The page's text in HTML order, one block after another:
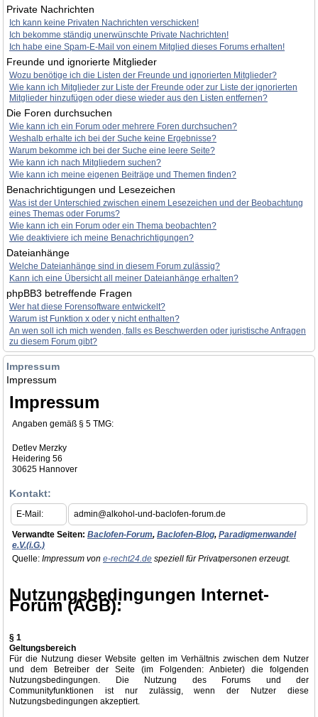
Private Nachrichten
Ich kann keine Privaten Nachrichten verschicken!
Ich bekomme ständig unerwünschte Private Nachrichten!
Ich habe eine Spam-E-Mail von einem Mitglied dieses Forums erhalten!
Freunde und ignorierte Mitglieder
Wozu benötige ich die Listen der Freunde und ignorierten Mitglieder?
Wie kann ich Mitglieder zur Liste der Freunde oder zur Liste der ignorierten
Mitglieder hinzufügen oder diese wieder aus den Listen entfernen?
Die Foren durchsuchen
Wie kann ich ein Forum oder mehrere Foren durchsuchen?
Weshalb erhalte ich bei der Suche keine Ergebnisse?
Warum bekomme ich bei der Suche eine leere Seite?
Wie kann ich nach Mitgliedern suchen?
Wie kann ich meine eigenen Beiträge und Themen finden?
Benachrichtigungen und Lesezeichen
Was ist der Unterschied zwischen einem Lesezeichen und der Beobachtung
eines Themas oder Forums?
Wie kann ich ein Forum oder ein Thema beobachten?
Wie deaktiviere ich meine Benachrichtigungen?
Dateianhänge
Welche Dateianhänge sind in diesem Forum zulässig?
Kann ich eine Übersicht all meiner Dateianhänge erhalten?
phpBB3 betreffende Fragen
Wer hat diese Forensoftware entwickelt?
Warum ist Funktion x oder y nicht enthalten?
An wen soll ich mich wenden, falls es Beschwerden oder juristische Anfragen
zu diesem Forum gibt?
Impressum
Impressum
Impressum
Angaben gemäß § 5 TMG:
Detlev Merzky
Heidering 56
30625 Hannover
Kontakt:
E-Mail: admin@alkohol-und-baclofen-forum.de
Verwandte Seiten: Baclofen-Forum, Baclofen-Blog, Paradigmenwandel
e.V.(i.G.)
Quelle: Impressum von e-recht24.de speziell für Privatpersonen erzeugt.
Nutzungsbedingungen Internet-
Forum (AGB):
§ 1
Geltungsbereich
Für die Nutzung dieser Website gelten im Verhältnis zwischen dem Nutzer
und dem Betreiber der Seite (im Folgenden: Anbieter) die folgenden
Nutzungsbedingungen. Die Nutzung des Forums und der
Communityfunktionen ist nur zulässig, wenn der Nutzer diese
Nutzungsbedingungen akzeptiert.